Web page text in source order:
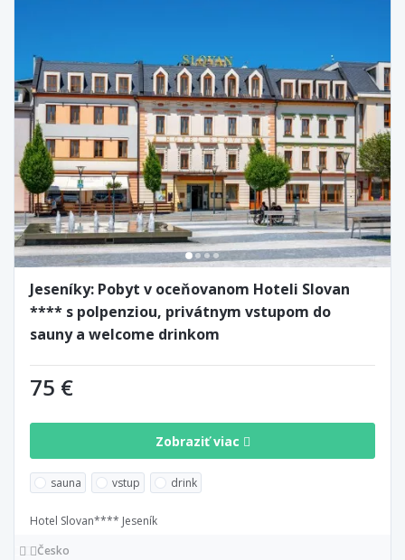
Jeseníky: Pobyt v oceňovanom Hoteli Slovan
**** s polpenziou, privátnym vstupom do
sauny a welcome drinkom
75 €
Zobraziť viac
sauna vstup drink
Hotel Slovan**** Jeseník
Česko